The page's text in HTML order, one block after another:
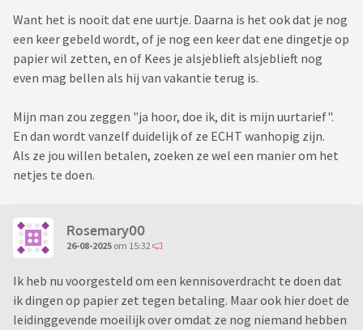
Want het is nooit dat ene uurtje. Daarna is het ook dat je nog
een keer gebeld wordt, of je nog een keer dat ene dingetje op
papier wil zetten, en of Kees je alsjeblieft alsjeblieft nog
even mag bellen als hij van vakantie terug is.
Mijn man zou zeggen "ja hoor, doe ik, dit is mijn uurtarief".
En dan wordt vanzelf duidelijk of ze ECHT wanhopig zijn.
Als ze jou willen betalen, zoeken ze wel een manier om het
netjes te doen.
Rosemary00
26-08-2025 om 15:32
Ik heb nu voorgesteld om een kennisoverdracht te doen dat
ik dingen op papier zet tegen betaling. Maar ook hier doet de
leidinggevende moeilijk over omdat ze nog niemand hebben